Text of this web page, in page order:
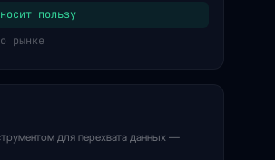
пользу
рынке
для перехвата данных —